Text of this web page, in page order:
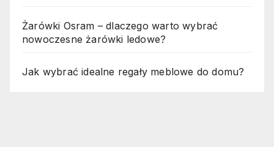
Żarówki Osram – dlaczego warto wybrać
nowoczesne żarówki ledowe?
Jak wybrać idealne regały meblowe do domu?